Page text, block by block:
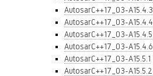
AutosarC++17_03-A15.4.3
AutosarC++17_03-A15.4.4
AutosarC++17_03-A15.4.5
AutosarC++17_03-A15.4.6
AutosarC++17_03-A15.5.1
AutosarC++17_03-A15.5.2